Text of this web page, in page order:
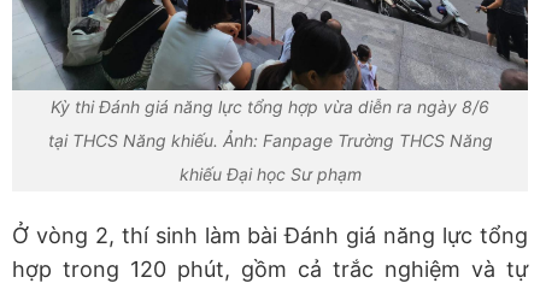
Kỳ thi Đánh giá năng lực tổng hợp vừa diễn ra ngày 8/6
tại THCS Năng khiếu. Ảnh: Fanpage Trường THCS Năng
khiếu Đại học Sư phạm
Ở vòng 2, thí sinh làm bài Đánh giá năng lực tổng
hợp trong 120 phút, gồm cả trắc nghiệm và tự